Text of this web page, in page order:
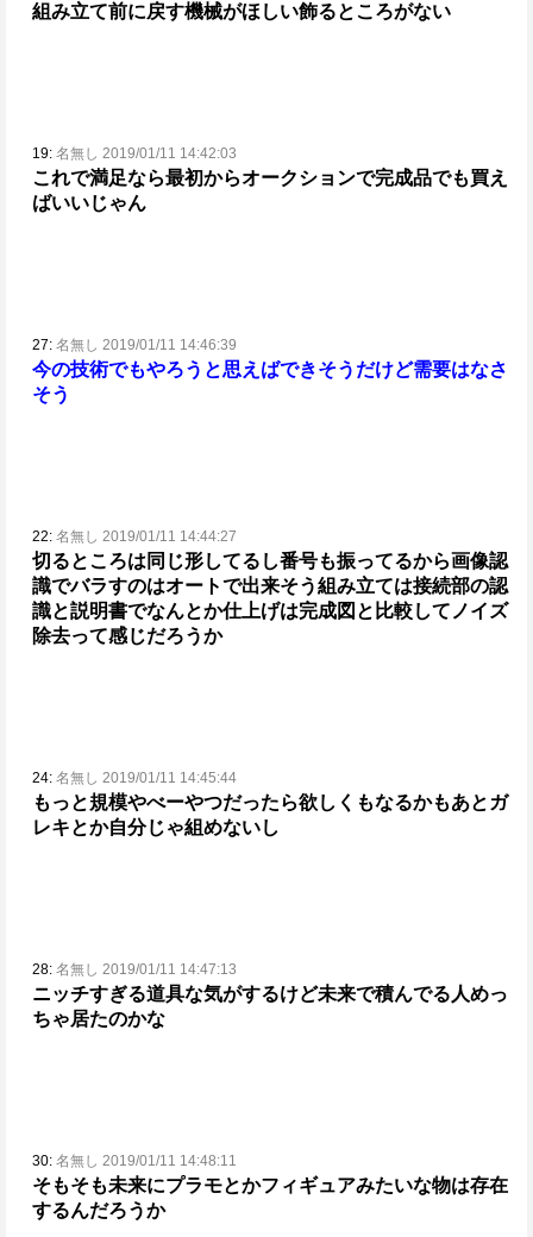
組み立て前に戻す機械がほしい飾るところがない
19: 名無し 2019/01/11 14:42:03
これで満足なら最初からオークションで完成品でも買え
ばいいじゃん
27: 名無し 2019/01/11 14:46:39
今の技術でもやろうと思えばできそうだけど需要はなさ
そう
22: 名無し 2019/01/11 14:44:27
切るところは同じ形してるし番号も振ってるから画像認
識でバラすのはオートで出来そう組み立ては接続部の認
識と説明書でなんとか仕上げは完成図と比較してノイズ
除去って感じだろうか
24: 名無し 2019/01/11 14:45:44
もっと規模やべーやつだったら欲しくもなるかもあとガ
レキとか自分じゃ組めないし
28: 名無し 2019/01/11 14:47:13
ニッチすぎる道具な気がするけど未来で積んでる人めっ
ちゃ居たのかな
30: 名無し 2019/01/11 14:48:11
そもそも未来にプラモとかフィギュアみたいな物は存在
するんだろうか